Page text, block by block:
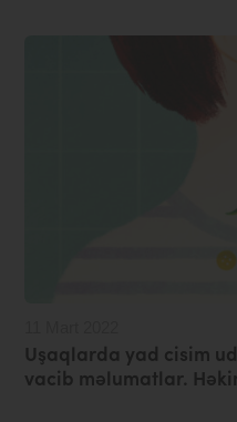
Uşaqlarda yad cisim
vacib məlumatlar.